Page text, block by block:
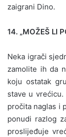
zaigrani Dino.
14. „MOŽEŠ LI
Neka igrači
zamolite ih da
koju ostatak
stave u
pročita naglas i
ponudi razlog
proslijeđuje